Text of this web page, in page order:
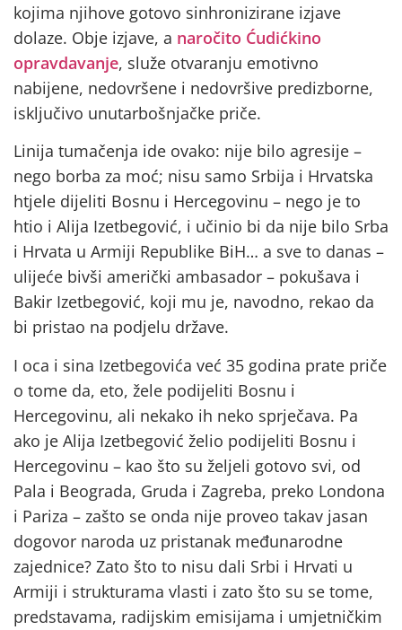
kojima njihove gotovo sinhronizirane izjave
dolaze. Obje izjave, a naročito Ćudićkino
opravdavanje, služe otvaranju emotivno
nabijene, nedovršene i nedovršive predizborne,
isključivo unutarbošnjačke priče.
Linija tumačenja ide ovako: nije bilo agresije –
nego borba za moć; nisu samo Srbija i Hrvatska
htjele dijeliti Bosnu i Hercegovinu – nego je to
htio i Alija Izetbegović, i učinio bi da nije bilo Srba
i Hrvata u Armiji Republike BiH… a sve to danas –
ulijeće bivši američki ambasador – pokušava i
Bakir Izetbegović, koji mu je, navodno, rekao da
bi pristao na podjelu države.
I oca i sina Izetbegovića već 35 godina prate priče
o tome da, eto, žele podijeliti Bosnu i
Hercegovinu, ali nekako ih neko sprječava. Pa
ako je Alija Izetbegović želio podijeliti Bosnu i
Hercegovinu – kao što su željeli gotovo svi, od
Pala i Beograda, Gruda i Zagreba, preko Londona
i Pariza – zašto se onda nije proveo takav jasan
dogovor naroda uz pristanak međunarodne
zajednice? Zato što to nisu dali Srbi i Hrvati u
Armiji i strukturama vlasti i zato što su se tome,
predstavama, radijskim emisijama i umjetničkim